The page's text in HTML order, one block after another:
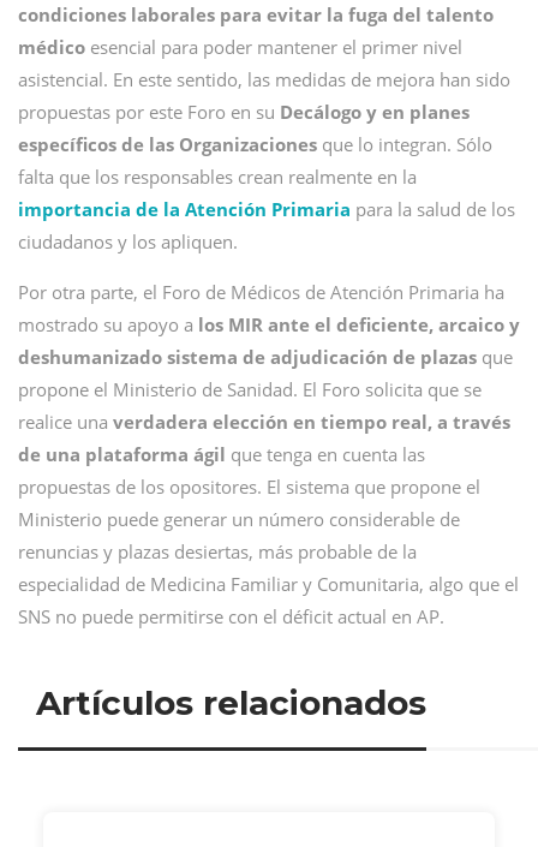
condiciones laborales para evitar la fuga del talento
médico esencial para poder mantener el primer nivel
asistencial. En este sentido, las medidas de mejora han sido
propuestas por este Foro en su Decálogo y en planes
específicos de las Organizaciones que lo integran. Sólo
falta que los responsables crean realmente en la
importancia de la Atención Primaria para la salud de los
ciudadanos y los apliquen.
Por otra parte, el Foro de Médicos de Atención Primaria ha
mostrado su apoyo a los MIR ante el deficiente, arcaico y
deshumanizado sistema de adjudicación de plazas que
propone el Ministerio de Sanidad. El Foro solicita que se
realice una verdadera elección en tiempo real, a través
de una plataforma ágil que tenga en cuenta las
propuestas de los opositores. El sistema que propone el
Ministerio puede generar un número considerable de
renuncias y plazas desiertas, más probable de la
especialidad de Medicina Familiar y Comunitaria, algo que el
SNS no puede permitirse con el déficit actual en AP.
Artículos relacionados